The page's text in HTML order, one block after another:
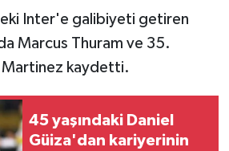
Inter'e galibiyeti getiren
Marcus Thuram ve 35.
Martinez kaydetti.
45 yaşındaki Daniel
Güiza'dan kariyerinin